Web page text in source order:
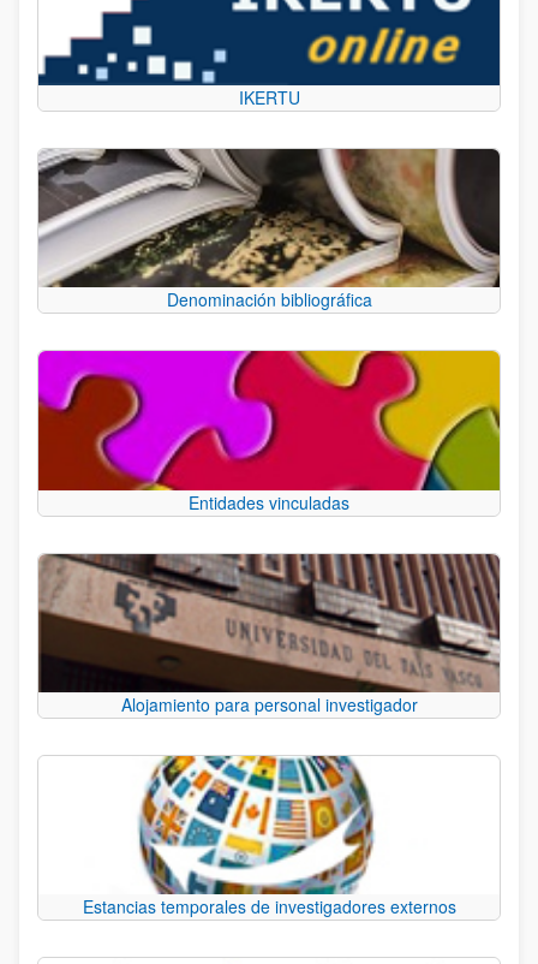
IKERTU
Denominación bibliográfica
Entidades vinculadas
Alojamiento para personal investigador
Estancias temporales de investigadores externos